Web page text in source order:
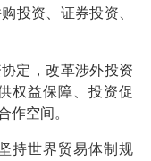
投资、证券投资、
定，改革涉外投资
权益保障、投资促
作空间。
持世界贸易体制规